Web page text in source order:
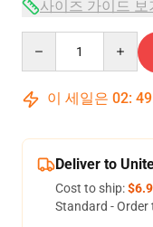
사이즈 가이드 보
이 세일은 02: 49
Deliver to
Cost to ship:
Standard -